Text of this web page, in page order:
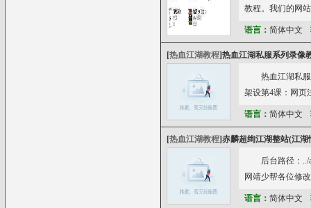
教程。我们的网站
语言： 简体中文
[热血江湖教程]热血江湖私服系列录像
热血江湖私
架设第4课：网页
语言： 简体中文
[热血江湖教程]赤麟超绚江湖整站(江湖
后台路径：
网靖少帮各位修
语言： 简体中文